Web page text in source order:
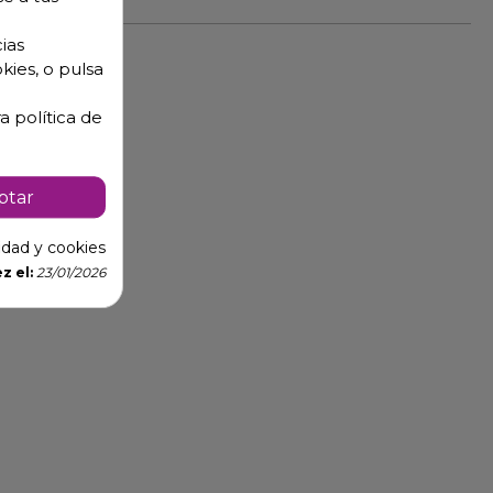
o pulsa
política de
y cookies
el: 23/01/2026